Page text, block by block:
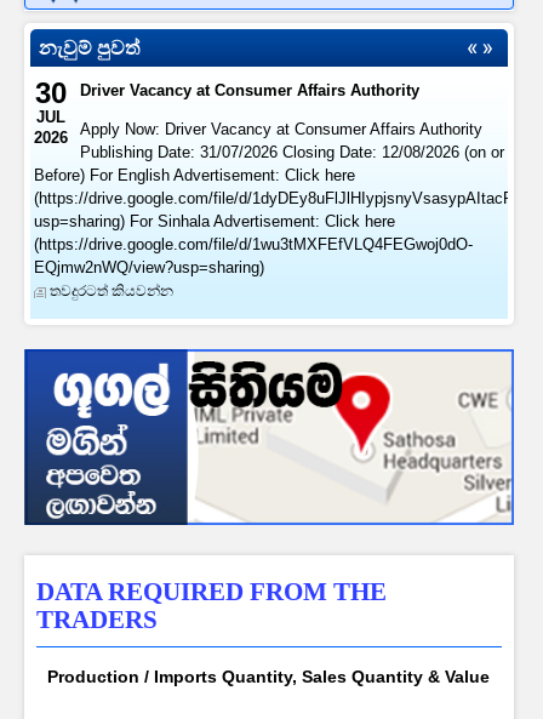
නැවුම් පුවත්
30
JUL
2026
Driver Vacancy at Consumer Affairs Authority
Apply Now: Driver Vacancy at Consumer Affairs Authority
Publishing Date: 31/07/2026 Closing Date: 12/08/2026 (on or
Before) For English Advertisement: Click here
(https://drive.google.com/file/d/1dyDEy8uFlJlHIypjsnyVsasypAItacFl/
usp=sharing) For Sinhala Advertisement: Click here
(https://drive.google.com/file/d/1wu3tMXFEfVLQ4FEGwoj0dO-
EQjmw2nWQ/view?usp=sharing)
තවදුරටත් කියවන්න
DATA REQUIRED FROM THE
TRADERS
Production / Imports Quantity, Sales Quantity & Value